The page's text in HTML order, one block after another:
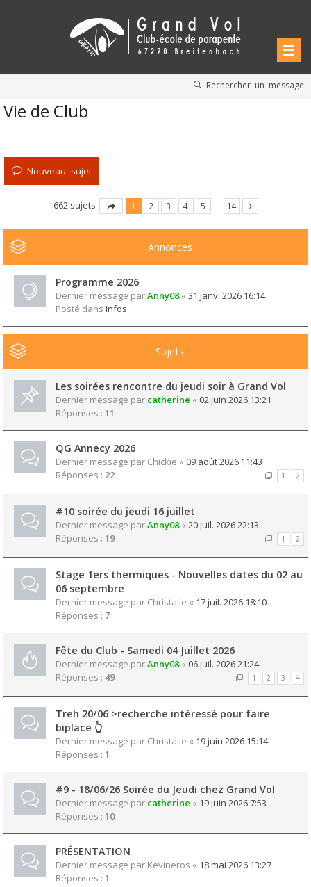
Rechercher un message
Vie de Club
Nouveau sujet
662 sujets 1 2 3 4 5 … 14
Annonces
Programme 2026
Dernier message parAnny08« 31 janv. 2026 16:14
Posté dans Infos
Sujets
Les soirées rencontre du jeudi soir à Grand Vol
Dernier message par catherine « 02 juin 2026 13:21
Réponses : 11
QG Annecy 2026
Dernier message par Chickie « 09 août 2026 11:43
Réponses : 22 1 2
#10 soirée du jeudi 16 juillet
Dernier message parAnny08« 20 juil. 2026 22:13
Réponses : 19 1 2
Stage 1ers thermiques - Nouvelles dates du 02 au
06 septembre
Dernier message par Christaile « 17 juil. 2026 18:10
Réponses : 7
Fête du Club - Samedi 04 Juillet 2026
Dernier message parAnny08« 06 juil. 2026 21:24
Réponses : 49 1 2 3 4
Treh 20/06 >recherche intéressé pour faire
biplace 👆
Dernier message par Christaile « 19 juin 2026 15:14
Réponses : 1
#9 - 18/06/26 Soirée du Jeudi chez Grand Vol
Dernier message par catherine « 19 juin 2026 7:53
Réponses : 10
PRÉSENTATION
Dernier message par Kevineros « 18 mai 2026 13:27
Réponses : 1